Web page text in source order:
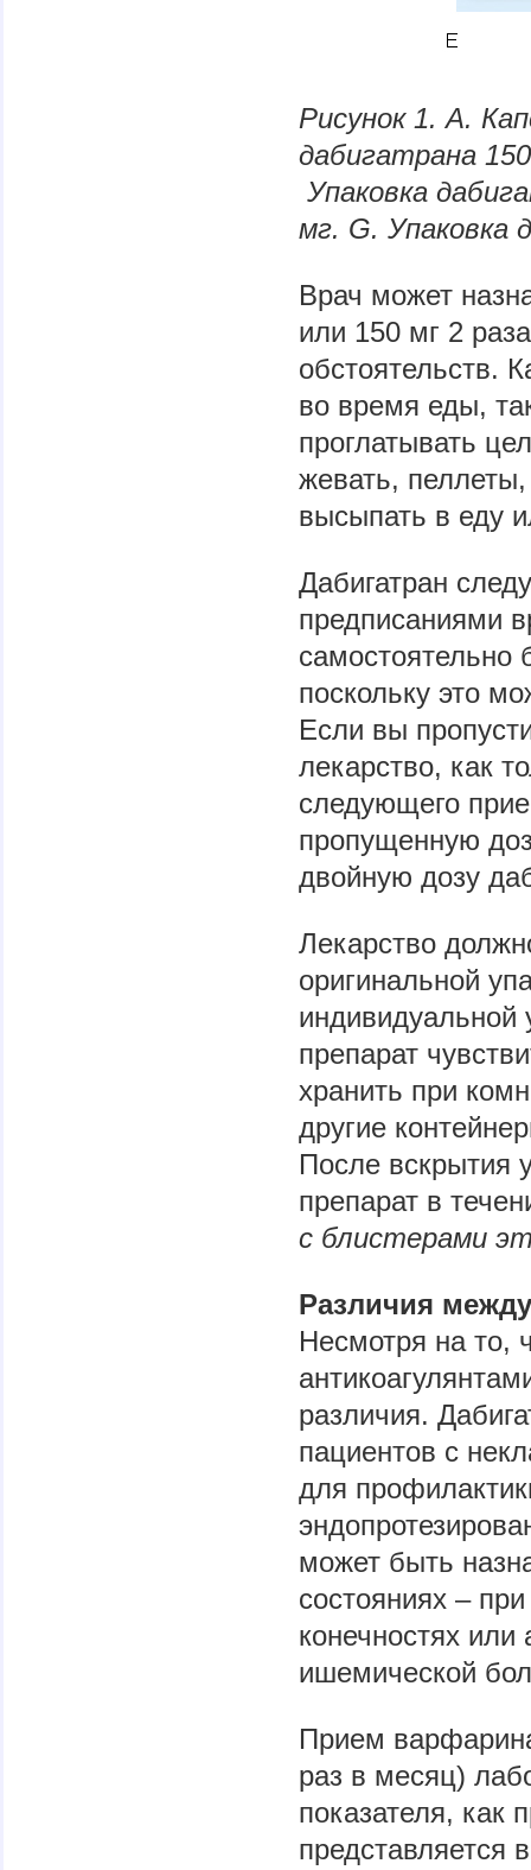
Рисунок 1. А.
дабигатрана
Упаковка
мг. G. Упаковка
Врач может
или 150 мг 2
обстоятельств.
во время еды,
проглатывать
жевать,
высыпать в еду
Дабигатран
предписаниями
самостоятельно
поскольку это
Если вы
лекарство, как
следующего
пропущенную
двойную дозу
Лекарство
оригинальной
индивидуальной
препарат
хранить при
другие
После вскрытия
препарат в
с блистерами
Различия
Несмотря на то,
различия.
пациентов с
для
может быть
состояниях –
конечностях или
ишемической
Прием
раз в месяц)
показателя, как
представляется